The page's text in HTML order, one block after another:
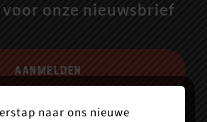
voor onze nieuwsbrief
Aanmelden
naar ons nieuwe